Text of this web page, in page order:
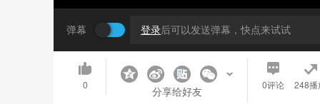
弹幕 登录后可以发送弹幕，快点来试试
0 分享给好友 0评论 248播